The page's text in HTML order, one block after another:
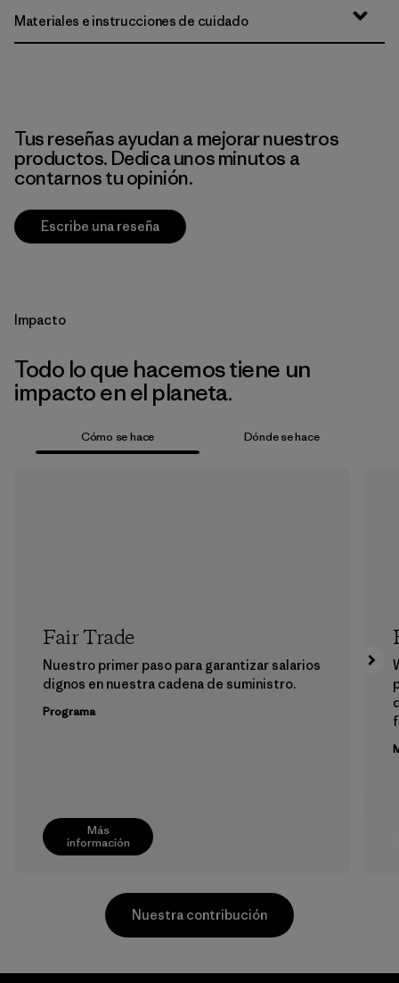
Materiales e instrucciones de cuidado
Tus reseñas ayudan a mejorar nuestros
productos. Dedica unos minutos a
contarnos tu opinión.
Escribe una reseña
Impacto
Todo lo que hacemos tiene un
impacto en el planeta.
Cómo se hace Dónde se hace
Más
información
Fair Trade
Nuestro primer paso para garantizar salarios
dignos en nuestra cadena de suministro.
Programa
Nuestra contribución